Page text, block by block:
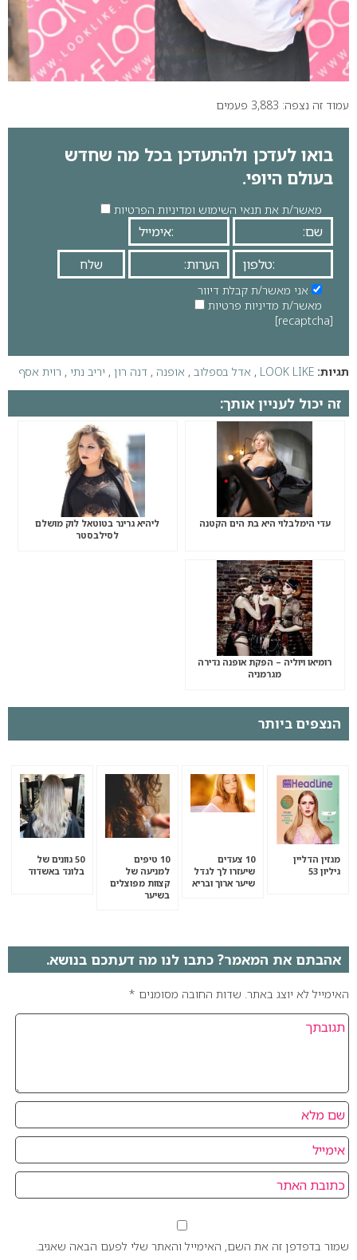
עמוד זה נצפה: 3,883 פעמים
בואו לעדכן ולהתעדכן בכל מה שחדש
בעולם היופי.
מאשר/ת את תנאי השימוש ומדיניות הפרטיות
אני מאשר/ת קבלת דיוור
מאשר/ת מדיניות פרטיות
[recaptcha]
תגיות: LOOK LIKE
, אדל בספלוב , אופנה , דנה רון , יריב נתי , רוית אסף
זה יכול לעניין אותך:
עדי הימלבלוי היא בת הים הקטנה
ליהיא גרינר בטוטאל לוק מושלם
לסילבסטר
רומיאו ויוליה – הפקת אופנה נדירה
מגרמניה
הנצפים ביותר
מגזין הדליין
גיליון 53
10 צעדים
שיעזרו לך לגדל
שיער ארוך ובריא
10 טיפים
למניעה של
קצוות מפוצלים
בשיער
50 גוונים של
בלונד באשדוד
אהבתם את המאמר? כתבו לנו מה דעתכם בנושא.
האימייל לא יוצג באתר. שדות החובה מסומנים *
שמור בדפדפן זה את השם, האימייל והאתר שלי לפעם הבאה שאגיב.